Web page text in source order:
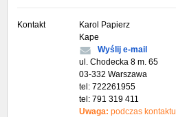
Kontakt
Karol Papierz
Kape
Wyślij e-mail
ul. Chodecka 8 m. 65
03-332 Warszawa
tel: 722261955
tel: 791 319 411
Uwaga: podczas kontaktu